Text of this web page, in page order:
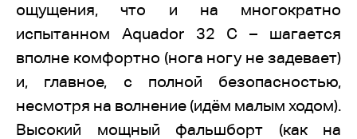
ощущения, что и на многократно
испытанном Aquador 32 С – шагается
вполне комфортно (нога ногу не задевает)
и, главное, с полной безопасностью,
несмотря на волнение (идём малым ходом).
Высокий мощный фальшборт (как на